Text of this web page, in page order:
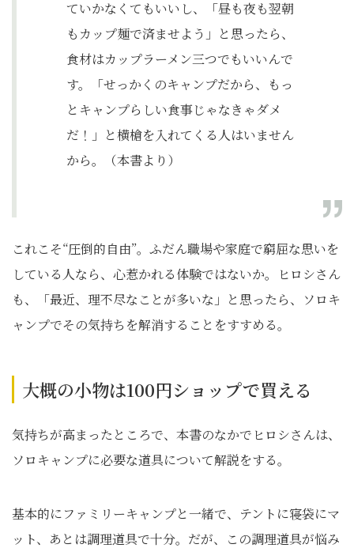
ていかなくてもいいし、「昼も夜も翌朝
もカップ麺で済ませよう」と思ったら、
食材はカップラーメン三つでもいいんで
す。「せっかくのキャンプだから、もっ
とキャンプらしい食事じゃなきゃダメ
だ！」と横槍を入れてくる人はいません
から。（本書より）
これこそ“圧倒的自由”。ふだん職場や家庭で窮屈な思いを
している人なら、心惹かれる体験ではないか。ヒロシさん
も、「最近、理不尽なことが多いな」と思ったら、ソロキ
ャンプでその気持ちを解消することをすすめる。
大概の小物は100円ショップで買える
気持ちが高まったところで、本書のなかでヒロシさんは、
ソロキャンプに必要な道具について解説をする。
基本的にファミリーキャンプと一緒で、テントに寝袋にマ
ット、あとは調理道具で十分。だが、この調理道具が悩み